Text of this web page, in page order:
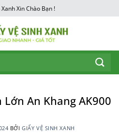
Xin Chào Bạn !
Lớn An Khang AK900
BỞIGIẤY VỆ SINH XANH